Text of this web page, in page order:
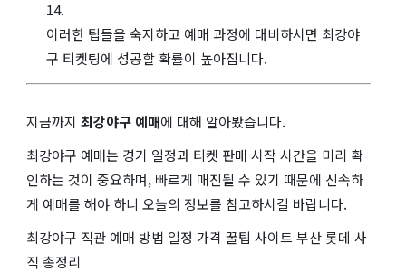
이러한 팁들을 숙지하고 예매 과정에 대비하시면 최강야
구 티켓팅에 성공할 확률이 높아집니다.
지금까지 최강야구 예매에 대해 알아봤습니다.
최강야구 예매는 경기 일정과 티켓 판매 시작 시간을 미리 확
인하는 것이 중요하며, 빠르게 매진될 수 있기 때문에 신속하
게 예매를 해야 하니 오늘의 정보를 참고하시길 바랍니다.
최강야구 직관 예매 방법 일정 가격 꿀팁 사이트 부산 롯데 사
직 총정리